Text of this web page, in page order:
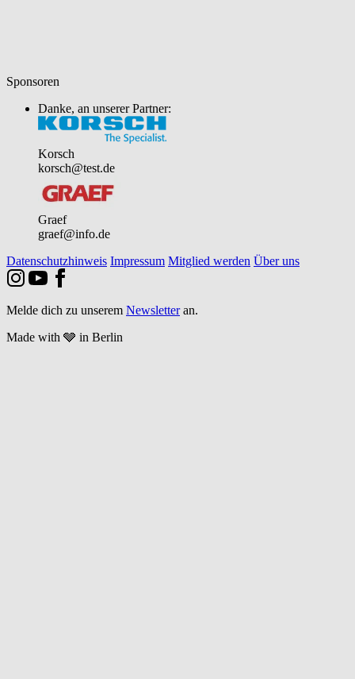
Sponsoren
Danke, an unserer Partner:
Korsch
korsch@test.de
Graef
graef@info.de
Datenschutzhinweis Impressum Mitglied werden Über uns
Melde dich zu unserem Newsletteran.
Made with 🩶 in Berlin